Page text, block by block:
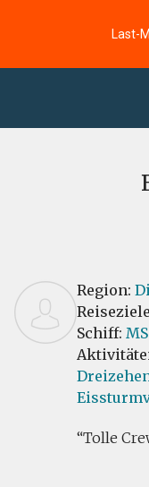
Last-
Region:
Schiff:
Tolle